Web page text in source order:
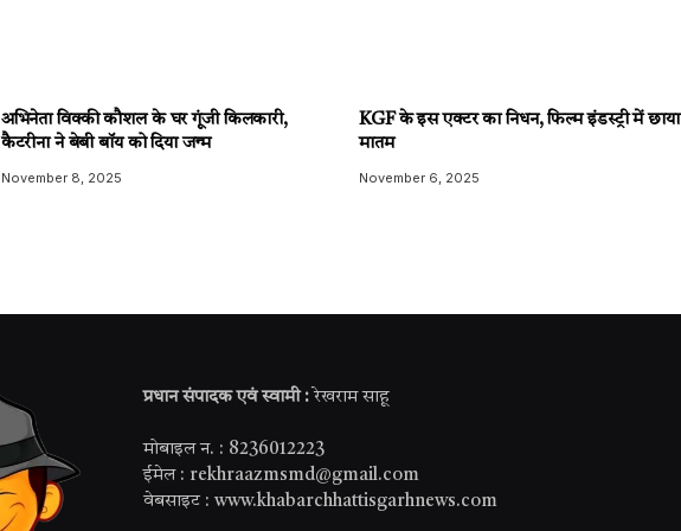
अभिनेता विक्की कौशल के घर गूंजी किलकारी,
कैटरीना ने बेबी बॉय को दिया जन्म
November 8, 2025
KGF के इस एक्टर का निधन, फिल्म इंडस्ट्री में छाया
मातम
November 6, 2025
प्रधान संपादक एवं स्वामी : रेखराम साहू
मोबाइल न. : 8236012223
ईमेल : rekhraazmsmd@gmail.com
वेबसाइट : www.khabarchhattisgarhnews.com